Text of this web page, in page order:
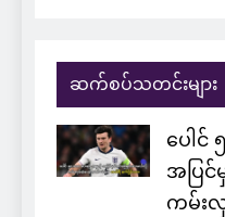
ဆက်စပ်သတင်းများ
ပေါင်
အပြင်
ကမ်း